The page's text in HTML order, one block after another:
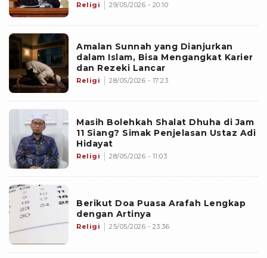
Religi 29/05/2026 - 20:10
Amalan Sunnah yang Dianjurkan
dalam Islam, Bisa Mengangkat Karier
dan Rezeki Lancar
Religi 28/05/2026 - 17:23
Masih Bolehkah Shalat Dhuha di Jam
11 Siang? Simak Penjelasan Ustaz Adi
Hidayat
Religi 28/05/2026 - 11:03
Berikut Doa Puasa Arafah Lengkap
dengan Artinya
Religi 25/05/2026 - 23:36